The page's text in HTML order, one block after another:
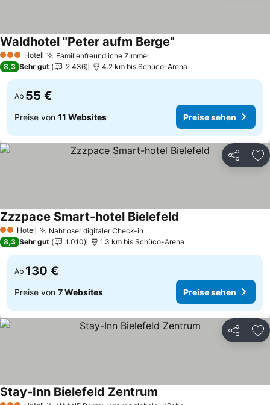
3 SterneHotel Familienfreundliche Zimmer
Waldhotel "Peter aufm Berge"
8,3 Sehr gut 2.436 4.2 km bis Schüco-Arena
Ab 55 €
Preise von 11 Websites Preise sehen
Teilen
2 Sterne
Hotel Nahtloser digitaler Check-in
Zzzpace Smart-hotel Bielefeld
8,3 Sehr gut 1.010 1.3 km bis Schüco-Arena
Ab 130 €
Preise von 7 Websites Preise sehen
Teilen
Stay-Inn Bielefeld Zentrum